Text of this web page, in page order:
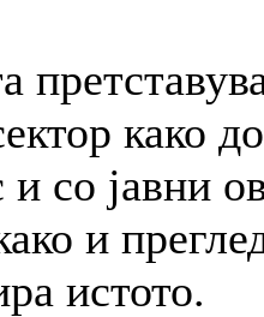
како
и со јавни
и
истото.